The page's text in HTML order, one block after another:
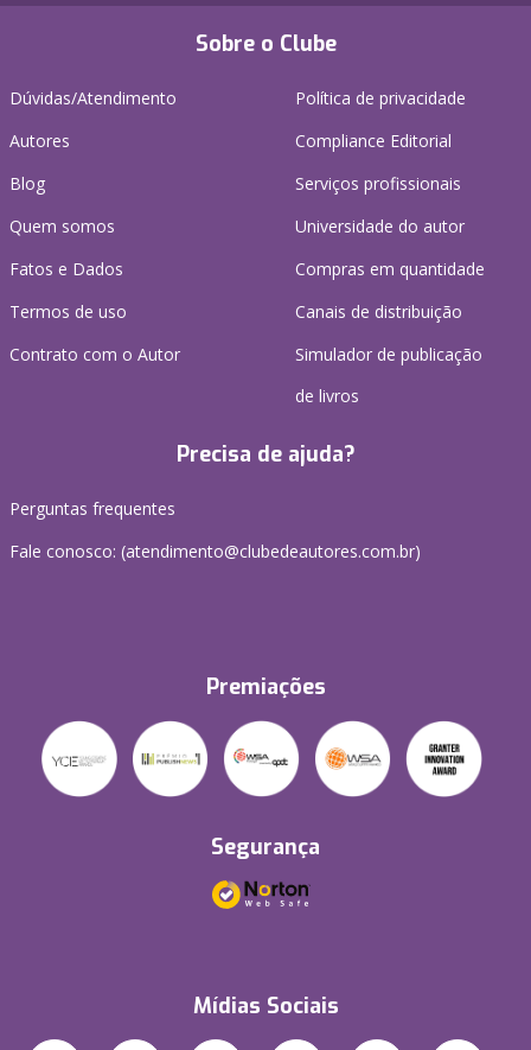
Sobre o Clube
Dúvidas/Atendimento
Autores
Blog
Quem somos
Fatos e Dados
Termos de uso
Contrato com o Autor
Política de privacidade
Compliance Editorial
Serviços profissionais
Universidade do autor
Compras em quantidade
Canais de distribuição
Simulador de publicação
de livros
Precisa de ajuda?
Perguntas frequentes
Fale conosco: (atendimento@clubedeautores.com.br)
Premiações
Segurança
Mídias Sociais